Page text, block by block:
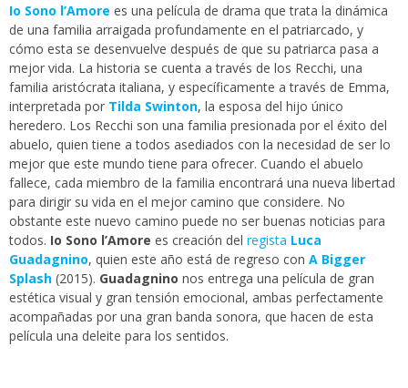
Io Sono l’Amore es una película de drama que trata la dinámica
de una familia arraigada profundamente en el patriarcado, y
cómo esta se desenvuelve después de que su patriarca pasa a
mejor vida. La historia se cuenta a través de los Recchi, una
familia aristócrata italiana, y específicamente a través de Emma,
interpretada por Tilda Swinton, la esposa del hijo único
heredero. Los Recchi son una familia presionada por el éxito del
abuelo, quien tiene a todos asediados con la necesidad de ser lo
mejor que este mundo tiene para ofrecer. Cuando el abuelo
fallece, cada miembro de la familia encontrará una nueva libertad
para dirigir su vida en el mejor camino que considere. No
obstante este nuevo camino puede no ser buenas noticias para
todos. Io Sono l’Amore es creación del regista Luca
Guadagnino, quien este año está de regreso con A Bigger
Splash (2015). Guadagnino nos entrega una película de gran
estética visual y gran tensión emocional, ambas perfectamente
acompañadas por una gran banda sonora, que hacen de esta
película una deleite para los sentidos.